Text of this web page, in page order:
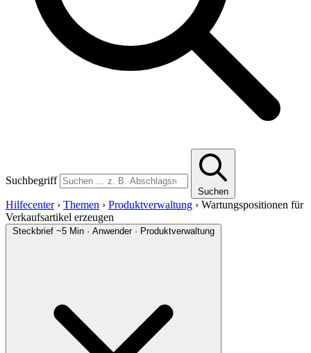
Suchbegriff
Suchen
Hilfecenter › Themen › Produktverwaltung › Wartungspositionen für
Verkaufsartikel erzeugen
Steckbrief ~5 Min · Anwender · Produktverwaltung